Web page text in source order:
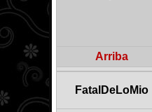
Arriba
FatalDeLoMio